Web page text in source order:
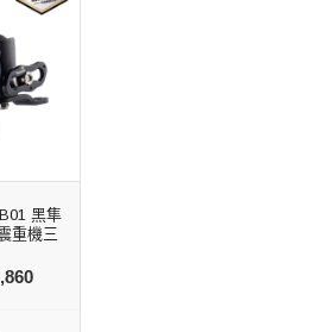
黑隼
重機三